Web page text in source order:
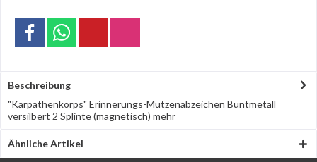
Beschreibung
"Karpathenkorps" Erinnerungs-Mützenabzeichen Buntmetall
versilbert 2 Splinte (magnetisch) mehr
Ähnliche Artikel